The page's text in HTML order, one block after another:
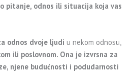
pitanje, odnos ili situacija koja vas
odnos dvoje ljudi u nekom odnosu,
ili poslovnom. Ona je izvrsna za
njene budućnosti i podudarnosti